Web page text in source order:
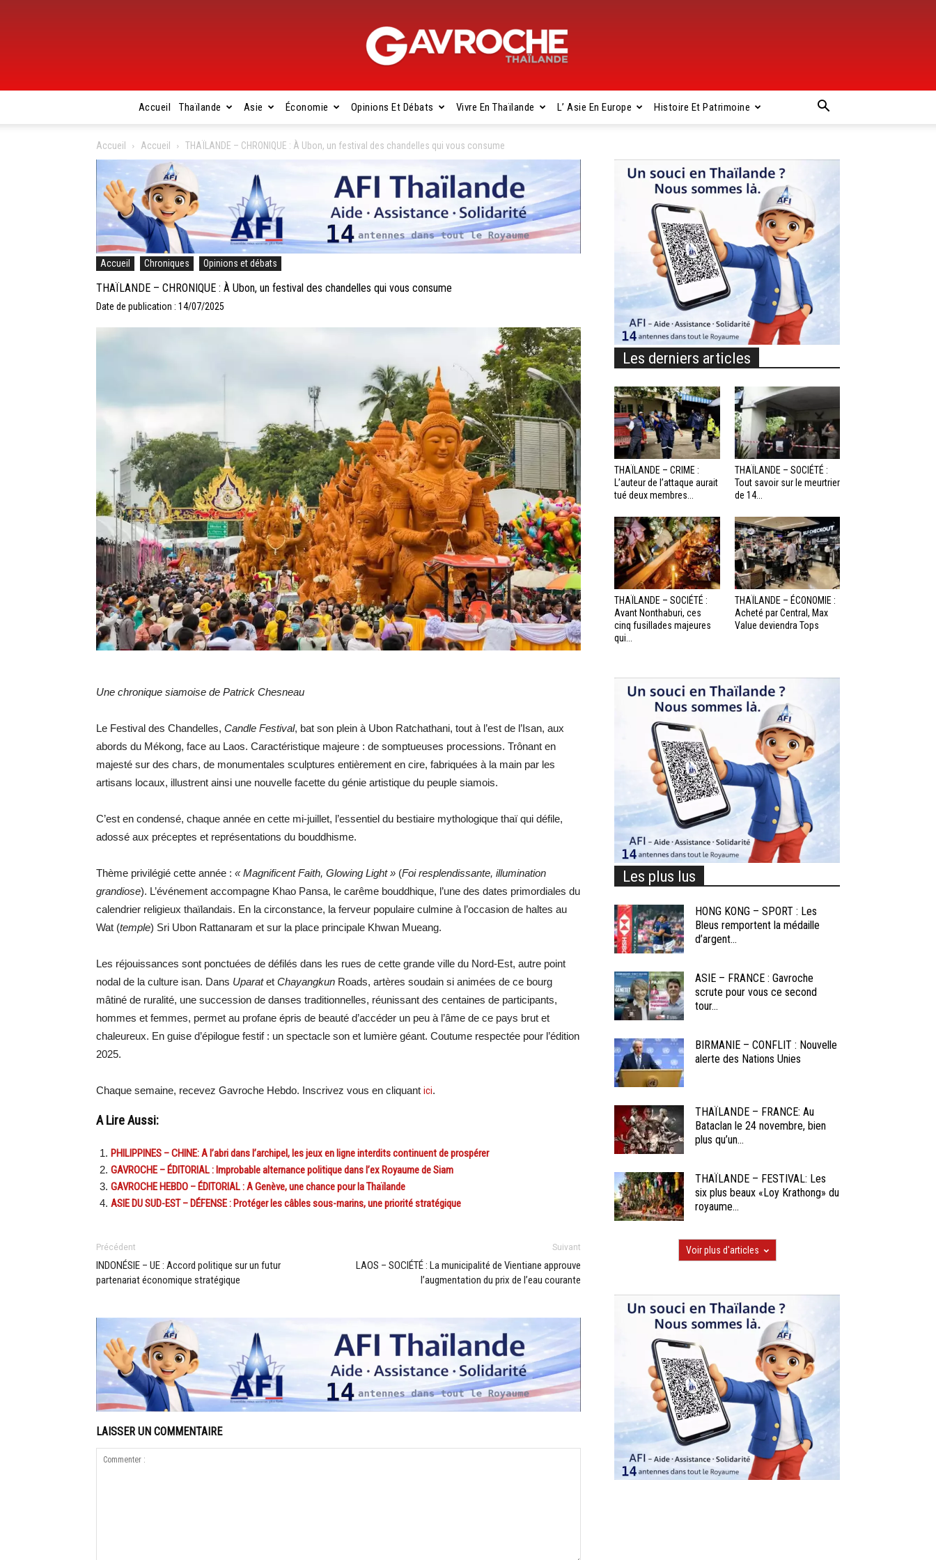
Gavroche
Thaïlande
Accueil Thaïlande Asie Économie Opinions Et Débats Vivre En Thaïlande L’ Asie En Europe Histoire Et Patrimoine
Accueil Accueil THAÏLANDE – CHRONIQUE : À Ubon, un festival des chandelles qui vous consume
Accueil Chroniques Opinions et débats
THAÏLANDE – CHRONIQUE : À Ubon, un festival des chandelles qui vous consume
Date de publication : 14/07/2025
Une chronique siamoise de Patrick Chesneau
Le Festival des Chandelles, Candle Festival, bat son plein à Ubon Ratchathani, tout à l’est de l’Isan, aux
abords du Mékong, face au Laos. Caractéristique majeure : de somptueuses processions. Trônant en
majesté sur des chars, de monumentales sculptures entièrement en cire, fabriquées à la main par les
artisans locaux, illustrent ainsi une nouvelle facette du génie artistique du peuple siamois.
C’est en condensé, chaque année en cette mi-juillet, l’essentiel du bestiaire mythologique thaï qui défile,
adossé aux préceptes et représentations du bouddhisme.
Thème privilégié cette année : « Magnificent Faith, Glowing Light » (Foi resplendissante, illumination
grandiose). L’événement accompagne Khao Pansa, le carême bouddhique, l’une des dates primordiales du
calendrier religieux thaïlandais. En la circonstance, la ferveur populaire culmine à l’occasion de haltes au
Wat (temple) Sri Ubon Rattanaram et sur la place principale Khwan Mueang.
Les réjouissances sont ponctuées de défilés dans les rues de cette grande ville du Nord-Est, autre point
nodal de la culture isan. Dans Uparatet Chayangkun Roads, artères soudain si animées de ce bourg
mâtiné de ruralité, une succession de danses traditionnelles, réunissant des centaines de participants,
hommes et femmes, permet au profane épris de beauté d’accéder un peu à l’âme de ce pays brut et
chaleureux. En guise d’épilogue festif : un spectacle son et lumière géant. Coutume respectée pour l’édition
2025.
Chaque semaine, recevez Gavroche Hebdo. Inscrivez vous en cliquant ici.
A Lire Aussi:
PHILIPPINES – CHINE: A l’abri dans l’archipel, les jeux en ligne interdits continuent de prospérer
GAVROCHE – ÉDITORIAL : Improbable alternance politique dans l’ex Royaume de Siam
GAVROCHE HEBDO – ÉDITORIAL : A Genève, une chance pour la Thaïlande
ASIE DU SUD-EST – DÉFENSE : Protéger les câbles sous-marins, une priorité stratégique
Précédent
INDONÉSIE – UE : Accord politique sur un futur
partenariat économique stratégique
Suivant
LAOS – SOCIÉTÉ : La municipalité de Vientiane approuve
l’augmentation du prix de l’eau courante
LAISSER UN COMMENTAIRE
Les derniers articles
THAÏLANDE – CRIME :
L’auteur de l’attaque aurait
tué deux membres...
THAÏLANDE – SOCIÉTÉ :
Tout savoir sur le meurtrier
de 14...
THAÏLANDE – SOCIÉTÉ :
Avant Nonthaburi, ces
cinq fusillades majeures
qui...
THAÏLANDE – ÉCONOMIE :
Acheté par Central, Max
Value deviendra Tops
Les plus lus
HONG KONG – SPORT : Les
Bleus remportent la médaille
d’argent...
ASIE – FRANCE : Gavroche
scrute pour vous ce second
tour...
BIRMANIE – CONFLIT : Nouvelle
alerte des Nations Unies
THAÏLANDE – FRANCE: Au
Bataclan le 24 novembre, bien
plus qu’un...
THAÏLANDE – FESTIVAL: Les
six plus beaux «Loy Krathong» du
royaume...
Voir plus d'articles